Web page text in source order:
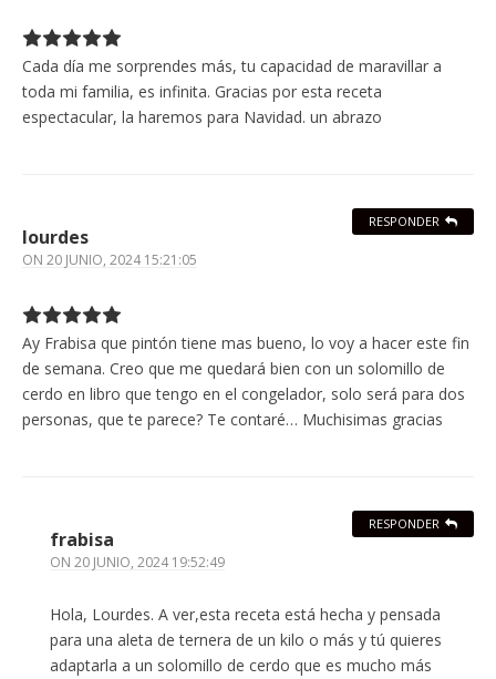
Cada día me sorprendes más, tu capacidad de maravillar a
toda mi familia, es infinita. Gracias por esta receta
espectacular, la haremos para Navidad. un abrazo
lourdes
ON 20 JUNIO, 2024 15:21:05
Ay Frabisa que pintón tiene mas bueno, lo voy a hacer este fin
de semana. Creo que me quedará bien con un solomillo de
cerdo en libro que tengo en el congelador, solo será para dos
personas, que te parece? Te contaré… Muchisimas gracias
RESPONDER
frabisa
ON 20 JUNIO, 2024 19:52:49
Hola, Lourdes. A ver,esta receta está hecha y pensada
para una aleta de ternera de un kilo o más y tú quieres
adaptarla a un solomillo de cerdo que es mucho más
RESPONDER